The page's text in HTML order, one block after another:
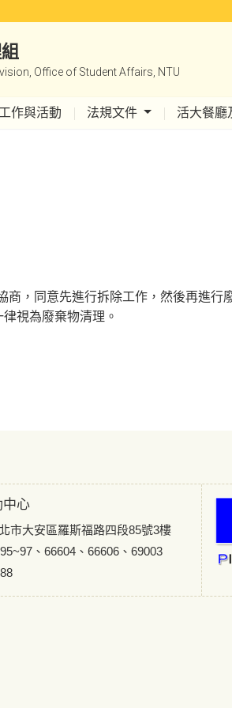
Office of Student Affairs, NTU
作與活動 法規文件 活大餐
，同意先進行拆除工作，然後再進行
視為廢棄物清理。
中心
市大安區羅斯福路四段85號3樓
、66604、66606、69003